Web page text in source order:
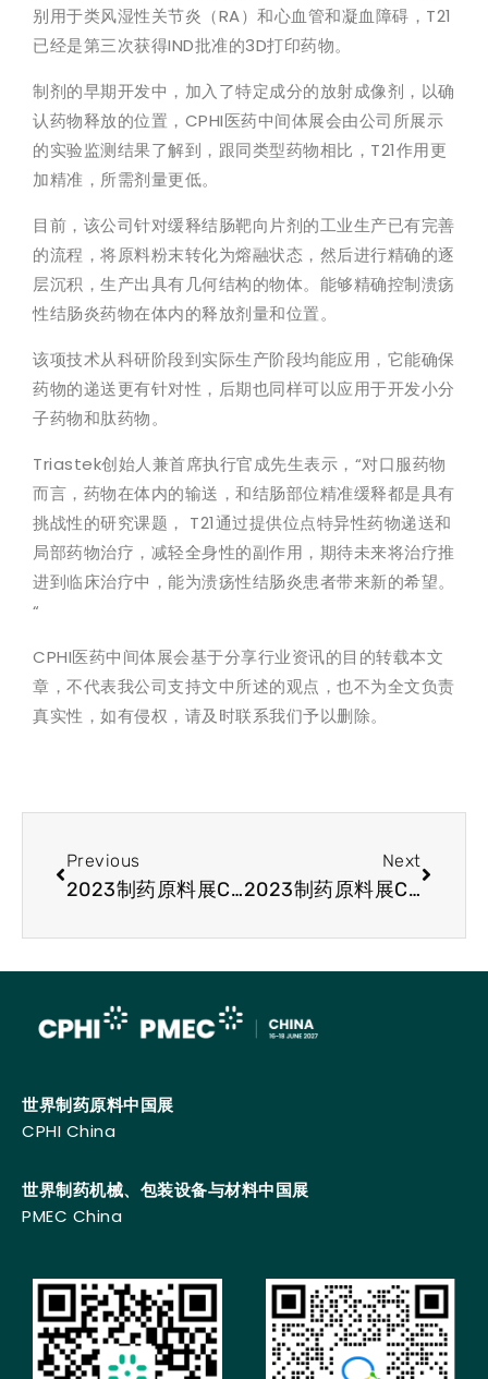
别用于类风湿性关节炎（RA）和心血管和凝血障碍，T21
已经是第三次获得IND批准的3D打印药物。
制剂的早期开发中，加入了特定成分的放射成像剂，以确
认药物释放的位置，CPHI医药中间体展会由公司所展示
的实验监测结果了解到，跟同类型药物相比，T21作用更
加精准，所需剂量更低。
目前，该公司针对缓释结肠靶向片剂的工业生产已有完善
的流程，将原料粉末转化为熔融状态，然后进行精确的逐
层沉积，生产出具有几何结构的物体。能够精确控制溃疡
性结肠炎药物在体内的释放剂量和位置。
该项技术从科研阶段到实际生产阶段均能应用，它能确保
药物的递送更有针对性，后期也同样可以应用于开发小分
子药物和肽药物。
Triastek创始人兼首席执行官成先生表示，“对口服药物
而言，药物在体内的输送，和结肠部位精准缓释都是具有
挑战性的研究课题， T21通过提供位点特异性药物递送和
局部药物治疗，减轻全身性的副作用，期待未来将治疗推
进到临床治疗中，能为溃疡性结肠炎患者带来新的希望。
“
CPHI医药中间体展会基于分享行业资讯的目的转载本文
章，不代表我公司支持文中所述的观点，也不为全文负责
真实性，如有侵权，请及时联系我们予以删除。
Previous
2023制药原料展CPHI行业动态分享：EMA将审查CTIS透明度规则
Next
2023制药原料展CPHI资讯-全自动管理系统有望突破生物制药瓶颈
世界制药原料中国展
CPHI China
世界制药机械、包装设备与材料中国展
PMEC China